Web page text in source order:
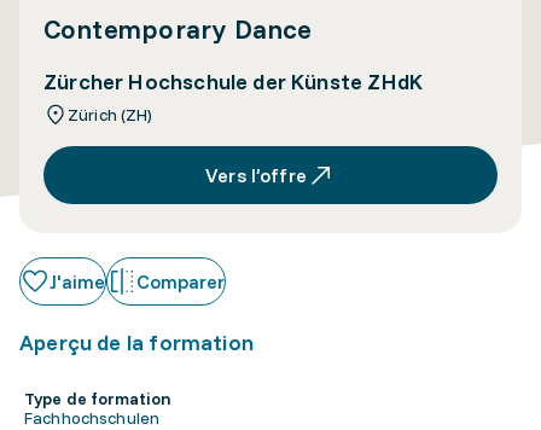
Contemporary Dance
Zürcher Hochschule der Künste ZHdK
Zürich (ZH)
Vers l’offre
J'aime Comparer
Aperçu de la formation
Type de formation
Fachhochschulen